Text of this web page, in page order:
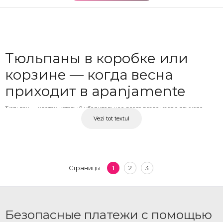
Тюльпаны в коробке или
корзине — когда весна
приходит в арanjamente
Тюльпан — цветок, который убедительнее всего возвещает о приходе
весны. Представленный в коробке или корзине, тюльпан приобретает
корзине доступны в разных цветовых сочетаниях, тщательно
подготовленные и готовые к доставке по указанному адресу. Подарок, не
требующий дополнительных объяснений.
Vezi tot textul
Страницы 1 2 3
Безопасные платежи с помощью